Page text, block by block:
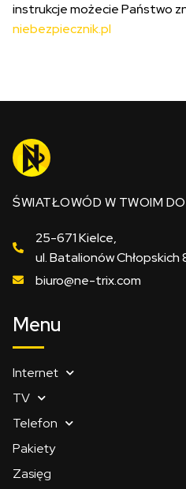
instrukcje możecie Państwo
niebezpiecznik.pl
ŚWIATŁOWÓD W TWOIM
25-671 Kielce,
ul. Batalionów Chłopskich
biuro@ne-trix.com
Menu
Internet
TV
Telefon
Pakiety
Zasięg